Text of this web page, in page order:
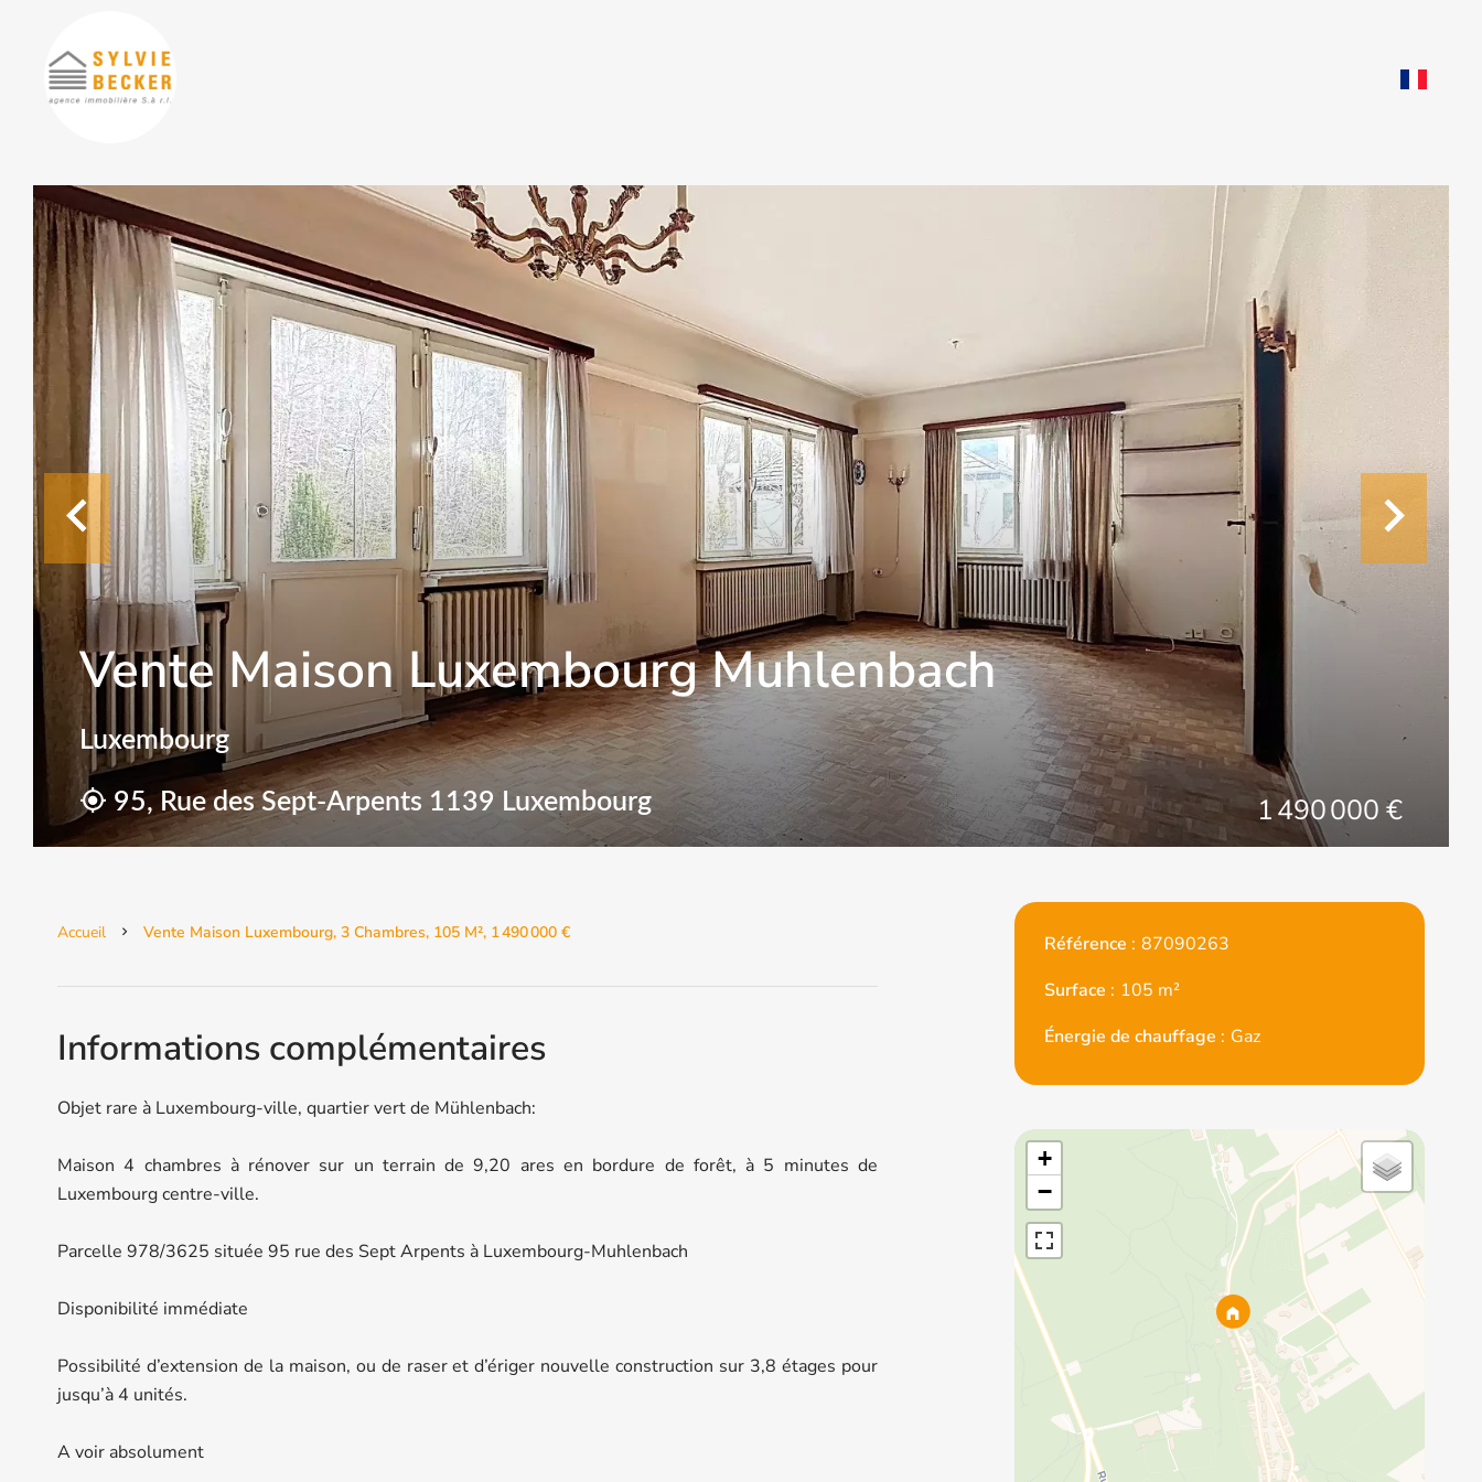
Vente Maison Luxembourg Muhlenbach
Luxembourg
95, Rue des Sept-Arpents 1139 Luxembourg 1 490 000 €
Accueil Vente Maison Luxembourg, 3 Chambres, 105 M², 1 490 000 €
Informations complémentaires
Objet rare à Luxembourg-ville, quartier vert de Mühlenbach:
Maison 4 chambres à rénover sur un terrain de 9,20 ares en bordure de forêt, à 5 minutes de
Luxembourg centre-ville.
Parcelle 978/3625 située 95 rue des Sept Arpents à Luxembourg-Muhlenbach
Disponibilité immédiate
Possibilité d’extension de la maison, ou de raser et d’ériger nouvelle construction sur 3,8 étages pour
jusqu’à 4 unités.
A voir absolument
Référence
87090263
Surface
105 m²
Énergie de chauffage
Gaz
+
−